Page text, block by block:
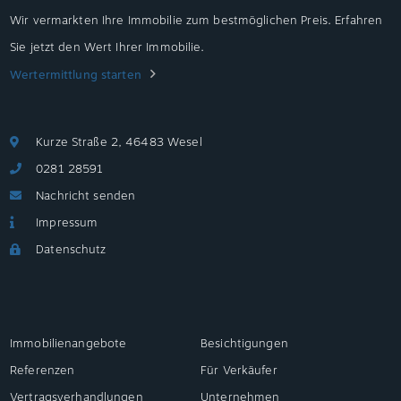
Wir vermarkten Ihre Immobilie zum bestmöglichen Preis. Erfahren
Sie jetzt den Wert Ihrer Immobilie.
Wertermittlung starten
Kurze Straße 2, 46483 Wesel
0281 28591
Nachricht senden
Impressum
Datenschutz
Immobilienangebote
Besichtigungen
Referenzen
Für Verkäufer
Vertragsverhandlungen
Unternehmen